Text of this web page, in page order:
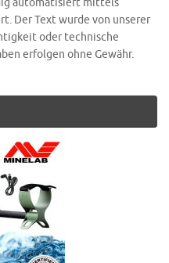
automatisiert mittels
Der Text wurde von unserer
oder technische
erfolgen ohne Gewähr.